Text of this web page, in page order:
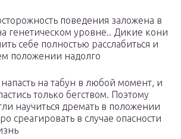
поведения заложена в
генетическом уровне.. Дикие кони
себе полностью расслабиться и
положении надолго
на табун в любой момент, и
только бегством. Поэтому
научиться дремать в положении
среагировать в случае опасности